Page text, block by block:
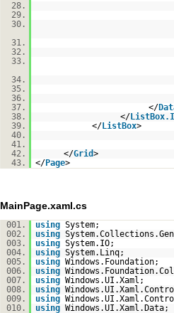
28.
29.
30.
31.
32.
33.
34.
35.
36.
37.
</
38.
</
39.
</ListBox>
40.
41.
42.
</Grid>
43.
</Page>
MainPage.xaml.cs
001. using System;
002.
using
003.
using System.IO;
004.
using System.Linq;
005.
using Windows.Foundation;
006.
using
007.
using Windows.UI.Xaml;
008.
using
009.
using
010.
using Windows.UI.Xaml.Data;